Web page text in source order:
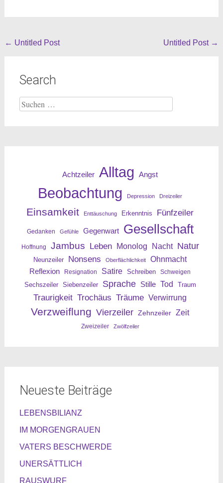
Beitragsnavigation
← Untitled Post Untitled Post →
Search
Suche
nach:
Achtzeiler Alltag Angst
Beobachtung Depression Dreizeiler
Einsamkeit Enttäuschung Erkenntnis Fünfzeiler
Gedanken Gefühle Gegenwart Gesellschaft
Hoffnung Jambus Leben Monolog Nacht Natur
Neunzeiler Nonsens Oberflächlichkeit
Ohnmacht
Reflexion
Resignation Satire Schreiben Schweigen
Sechszeiler Siebenzeiler Sprache Stille Tod Traum
Traurigkeit Trochäus Träume Verwirrung
Verzweiflung Vierzeiler Zehnzeiler Zeit
Zweizeiler Zwölfzeiler
Neueste Beiträge
LEBENSBILIANZ
IM MORGENGRAUEN
VATERS BESCHWERDE
UNERSÄTTLICH
RAUSWURF